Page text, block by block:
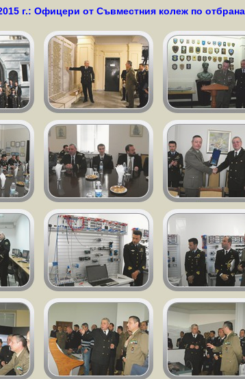
г.: Офицери от Съвместния колеж по